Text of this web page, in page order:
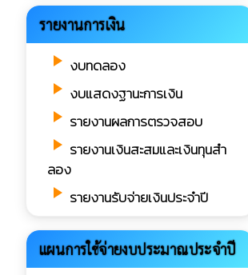
รายงานการเงิน
play_arrow งบทดลอง
play_arrow งบแสดงฐานะการเงิน
play_arrow รายงานผลการตรวจสอบ
play_arrow รายงานเงินสะสมและเงินทุนสำ
ลอง
play_arrow รายงานรับจ่ายเงินประจำปี
แผนการใช้จ่ายงบประมาณประจำปี